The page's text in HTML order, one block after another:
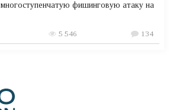
многоступенчатую фишинговую атаку на
5 546 134